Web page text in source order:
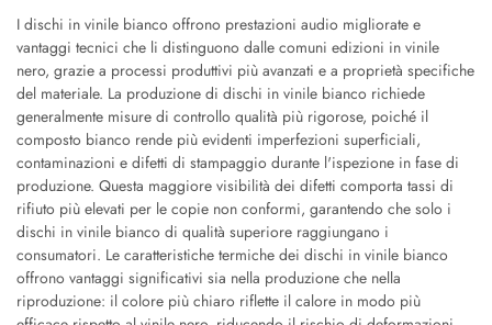
I dischi in vinile bianco offrono prestazioni audio migliorate e
vantaggi tecnici che li distinguono dalle comuni edizioni in vinile
nero, grazie a processi produttivi più avanzati e a proprietà specifiche
del materiale. La produzione di dischi in vinile bianco richiede
generalmente misure di controllo qualità più rigorose, poiché il
composto bianco rende più evidenti imperfezioni superficiali,
contaminazioni e difetti di stampaggio durante l'ispezione in fase di
produzione. Questa maggiore visibilità dei difetti comporta tassi di
rifiuto più elevati per le copie non conformi, garantendo che solo i
dischi in vinile bianco di qualità superiore raggiungano i
consumatori. Le caratteristiche termiche dei dischi in vinile bianco
offrono vantaggi significativi sia nella produzione che nella
riproduzione: il colore più chiaro riflette il calore in modo più